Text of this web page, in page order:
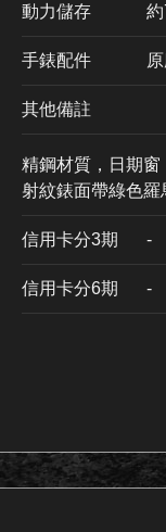
動力儲存
手錶配件
其他備註
精鋼材質，日期
射紋錶面帶綠色羅
信用卡分3期 ​-
信用卡分6期 -